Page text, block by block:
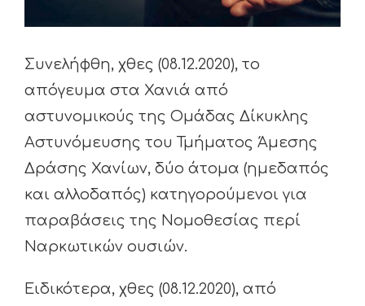
Συνελήφθη, χθες (08.12.2020), το
απόγευμα στα Χανιά από
αστυνομικούς της Ομάδας Δίκυκλης
Αστυνόμευσης του Τμήματος Άμεσης
Δράσης Χανίων, δύο άτομα (ημεδαπός
και αλλοδαπός) κατηγορούμενοι για
παραβάσεις της Νομοθεσίας περί
Ναρκωτικών ουσιών.
Ειδικότερα, χθες (08.12.2020), από